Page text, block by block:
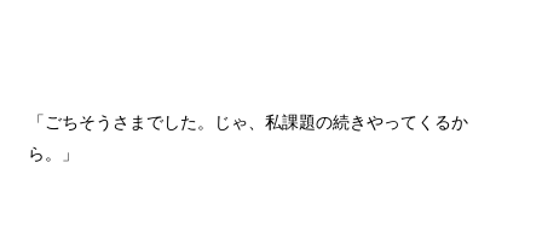
「ごちそうさまでした。じゃ、私課題の続きやってくるか
ら。」